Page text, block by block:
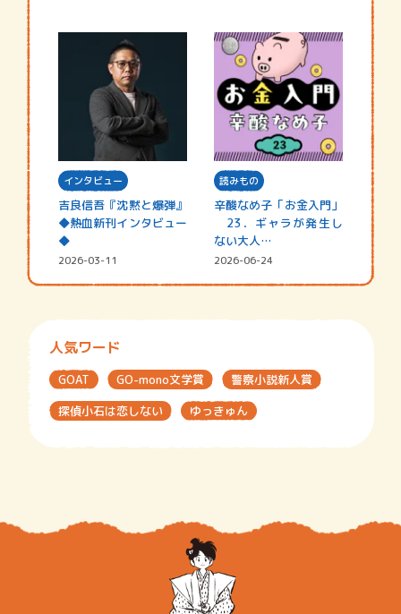
インタビュー
吉良信吾『沈黙と爆弾』
◆熱血新刊インタビュー
◆
2026-03-11
読みもの
辛酸なめ子「お金入門」
23．ギャラが発生し
ない大人…
2026-06-24
人気ワード
GOAT GO-mono文学賞
警察小説新人賞
探偵小石は恋しない
ゆっきゅん